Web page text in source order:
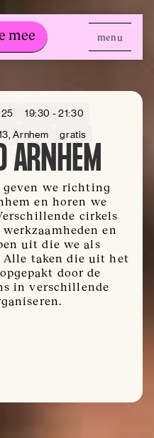
menu
mee
mee
19:30 - 21:30
Arnhem
gratis
ARNHEM
geven we richting
en horen we
cirkels
en
uit die we als
taken die uit het
door de
in verschillende